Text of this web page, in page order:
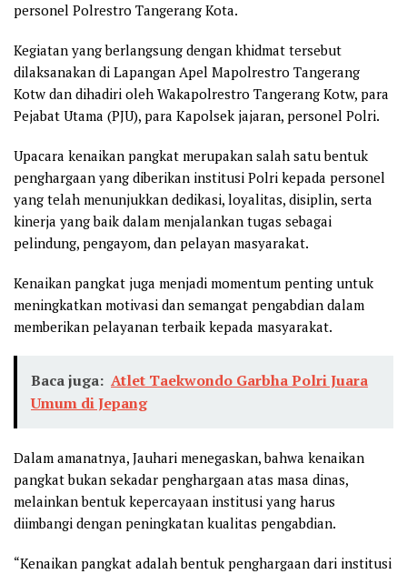
personel Polrestro Tangerang Kota.
Kegiatan yang berlangsung dengan khidmat tersebut
dilaksanakan di Lapangan Apel Mapolrestro Tangerang
Kotw dan dihadiri oleh Wakapolrestro Tangerang Kotw, para
Pejabat Utama (PJU), para Kapolsek jajaran, personel Polri.
Upacara kenaikan pangkat merupakan salah satu bentuk
penghargaan yang diberikan institusi Polri kepada personel
yang telah menunjukkan dedikasi, loyalitas, disiplin, serta
kinerja yang baik dalam menjalankan tugas sebagai
pelindung, pengayom, dan pelayan masyarakat.
Kenaikan pangkat juga menjadi momentum penting untuk
meningkatkan motivasi dan semangat pengabdian dalam
memberikan pelayanan terbaik kepada masyarakat.
Baca juga: Atlet Taekwondo Garbha Polri Juara
Umum di Jepang
Dalam amanatnya, Jauhari menegaskan, bahwa kenaikan
pangkat bukan sekadar penghargaan atas masa dinas,
melainkan bentuk kepercayaan institusi yang harus
diimbangi dengan peningkatan kualitas pengabdian.
“Kenaikan pangkat adalah bentuk penghargaan dari institusi